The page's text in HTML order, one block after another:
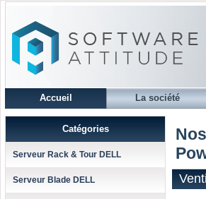
Accueil La société
Catégories
Serveur Rack & Tour DELL
Serveur Blade DELL